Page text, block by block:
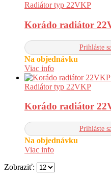
Radiátor typ 22VKP
Korádo radiátor
Prihláste
Na objednávku
Viac info
Radiátor typ 22VKP
Korádo radiátor
Prihláste
Na objednávku
Viac info
Zobraziť: